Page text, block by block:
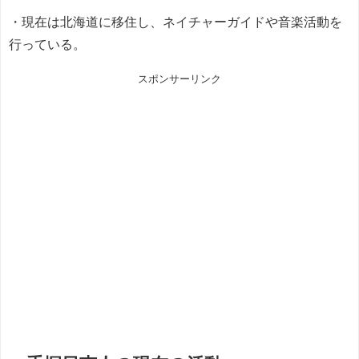
・現在は北海道に移住し、ネイチャーガイドや音楽活動を
行っている。
スポンサーリンク